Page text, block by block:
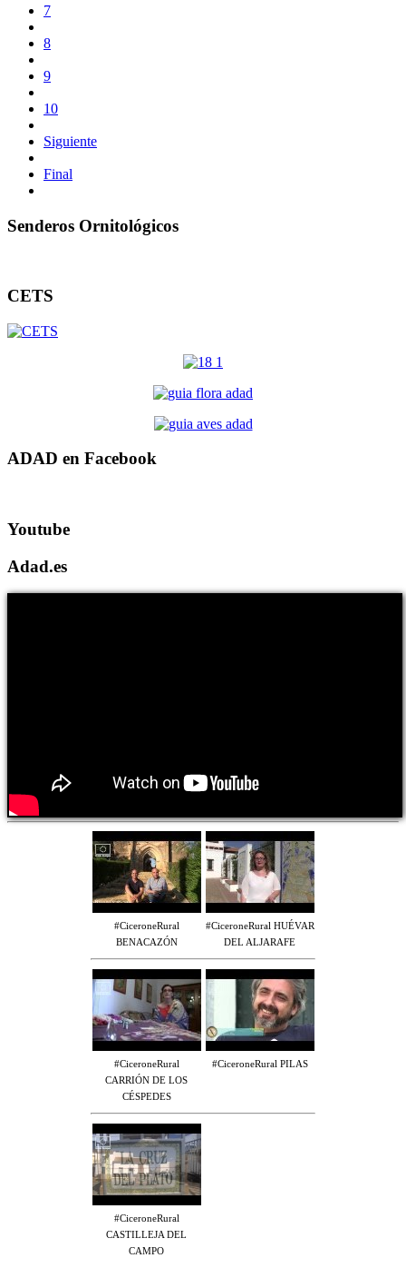
7
8
9
10
Siguiente
Final
Senderos Ornitológicos
CETS
ADAD en Facebook
Youtube
Adad.es
#CiceroneRural
BENACAZÓN
#CiceroneRural HUÉVAR
DEL ALJARAFE
#CiceroneRural
CARRIÓN DE LOS
CÉSPEDES
#CiceroneRural PILAS
#CiceroneRural
CASTILLEJA DEL
CAMPO